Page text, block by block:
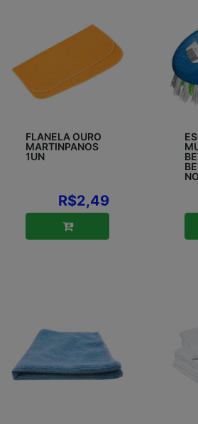
FLANELA OURO
MARTINPANOS
1UN
R$2,49